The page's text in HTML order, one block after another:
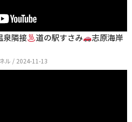
泉隣接 道の駅すさみ 志原海岸
ル / 2024-11-13